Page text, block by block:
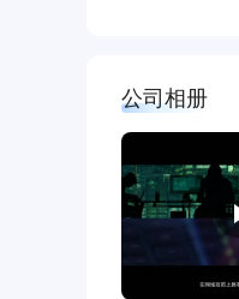
出全球领先
式智能安全
2019年9月，
2020年8月，
累，以风险
家团队为运
未来，360
国家级安全
公司相册